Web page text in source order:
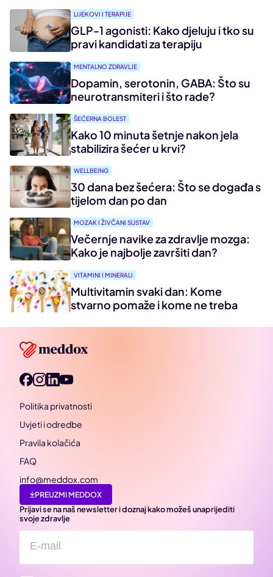
LIJEKOVI I TERAPIJE
GLP-1 agonisti: Kako djeluju i tko su
pravi kandidati za terapiju
MENTALNO ZDRAVLJE
Dopamin, serotonin, GABA: Što su
neurotransmiteri i što rade?
ŠEĆERNA BOLEST
Kako 10 minuta šetnje nakon jela
stabilizira šećer u krvi?
WELLBEING
30 dana bez šećera: Što se događa s
tijelom dan po dan
MOZAK I ŽIVČANI SUSTAV
Večernje navike za zdravlje mozga:
Kako je najbolje završiti dan?
VITAMINI I MINERALI
Multivitamin svaki dan: Kome
stvarno pomaže i kome ne treba
Politika privatnosti
Uvjeti i odredbe
Pravila kolačića
FAQ
info@meddox.com
PREUZMI MEDDOX
Prijavi se na naš newsletter i doznaj kako možeš unaprijediti
svoje zdravlje